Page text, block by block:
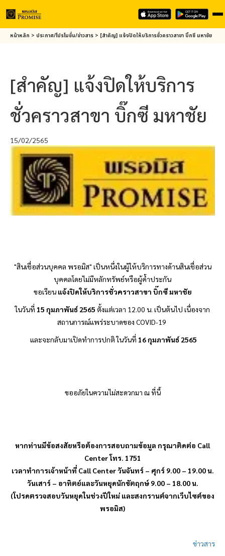
Skipหน้าหลัก > ประกาศ/โปรโมชั่น/ข่าวสาร > [สำคัญ] แจ้งปิดให้บริการชั่วคราวสาขา บิ๊กซี มหาชัย
[สำคัญ] แจ้งปิดให้บริการ
ชั่วคราวสาขา บิ๊กซี มหาชัย
15/02/2565
"สินเชื่อส่วนบุคคล พรอมิส" เป็นหนึ่งในผู้ให้บริการทางด้านสินเชื่อส่วน
บุคคลโดยไม่มีหลักทรัพย์หรือผู้ค้ำประกัน
ขอเรียนแจ้งปิดให้บริการชั่วคราวสาขา บิ๊กซี มหาชัย
ในวันที่ 15 กุมภาพันธ์ 2565 ตั้งแต่เวลา 12.00 น. เป็นต้นไป เนื่องจาก
สถานการณ์แพร่ระบาดของ COVID-19
และจะกลับมาเปิดทำการปกติในวันที่ 16 กุมภาพันธ์ 2565
ขออภัยในความไม่สะดวกมา ณ ที่นี้
หากท่านมีข้อสงสัยหรือต้องการสอบถามข้อมูล กรุณาติดต่อ Call
Center โทร. 1751
เวลาทำการเจ้าหน้าที่ Call Center วันจันทร์ – ศุกร์ 9.00 – 19.00 น.
วันเสาร์ – อาทิตย์และวันหยุดนักขัตฤกษ์ 9.00 – 18.00 น.
(โปรดตรวจสอบวันหยุดในช่วงปีใหม่ และสงกรานต์จากเว็บไซต์ของ
พรอมิส)
ข่าวสาร